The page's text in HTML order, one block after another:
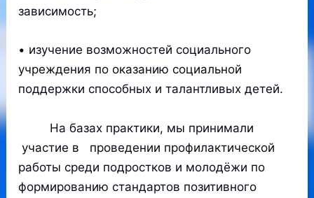
зависимость;
• изучение возможностей социального
учреждения по оказанию социальной
поддержки способных и талантливых детей.
На базах практики, мы принимали
участие в проведении профилактической
работы среди подростков и молодёжи по
формированию стандартов позитивного